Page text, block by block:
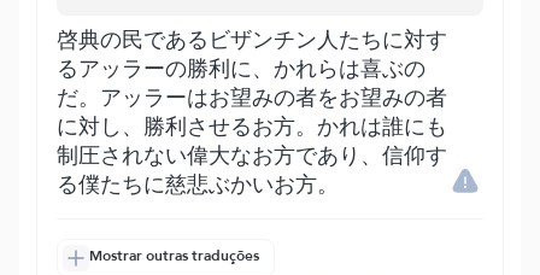
啓典の民であるビザンチン人たちに対す
るアッラーの勝利に、かれらは喜ぶの
だ。アッラーはお望みの者をお望みの者
に対し、勝利させるお方。かれは誰にも
制圧されない偉大なお方であり、信仰す
る僕たちに慈悲ぶかいお方。
Mostrar outras traduções